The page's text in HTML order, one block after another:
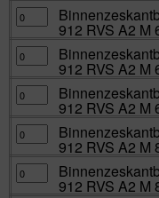
100
aantal
X
70
|
100
aantal
RVS
A2
M
X
80
|
100
aantal
Binnenzeskantbout
cilinderkop
DIN
RVS
A2
M
X
90
|
100
aantal
912 RVS A2 M
Binnenzeskantbout
cilinderkop
DIN
RVS
A2
M
X
100
|
100
aantal
912 RVS A2 M
Binnenzeskantbout
cilinderkop
DIN
RVS
A2
M
X
110
|
912 RVS A2 M
Binnenzeskantbout
cilinderkop
DIN
RVS
A2
M
912 RVS A2 M
Binnenzeskantbout
cilinderkop
DIN 912 RVS A2 M